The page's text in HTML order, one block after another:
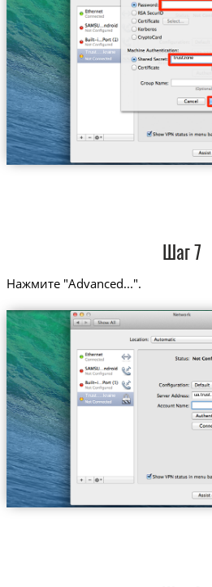
Trust....kraine
trustzone
Шаг 7
Нажмите "Advanced...".
Trust....kraine